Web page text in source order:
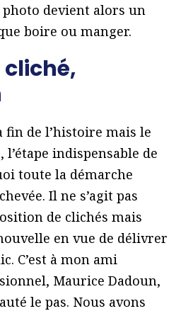
devient alors un
boire ou manger.
fin de l’histoire mais le
indispensable de
toute la démarche
Il ne s’agit pas
de clichés mais
en vue de délivrer
C’est à mon ami
Maurice Dadoun,
le pas. Nous avons